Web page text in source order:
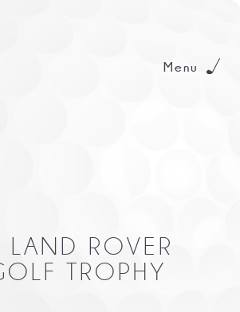
LAND ROVER
TROPHY
Menu